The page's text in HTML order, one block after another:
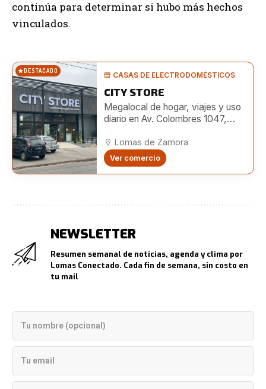
continúa para determinar si hubo más hechos
vinculados.
DESTACADO CASAS DE ELECTRODOMÉSTICOS
CITY STORE
Megalocal de hogar, viajes y uso
diario en Av. Colombres 1047,
importación directa.
Lomas de Zamora
Ver comercio
NEWSLETTER
Resumen semanal de noticias, agenda y clima por
Lomas Conectado. Cada fin de semana, sin costo en
tu mail